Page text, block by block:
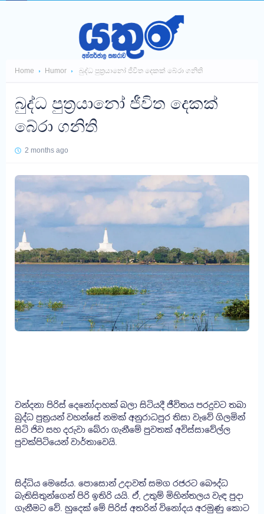
Home Humor බුද්ධ පුත්‍රයානෝ ජීවිත දෙකක් බේරා ගනිති
බුද්ධ පුත්‍රයානෝ ජීවිත දෙකක්
බේරා ගනිති
2 months ago
වන්දනා පිරිස් දෙනෝදාහක් බලා සිටියදී ජීවිතය පරදුවට තබා
බුද්ධ පුත්‍රයන් වහන්සේ නමක් අනුරාධපුර තිසා වැවේ ගිලමින්
සිටි ජිව සහ දරුවා බේරා ගැනීමේ පුවතක් අවිස්සාවේල්ල
පුවක්පිටියෙන් වාර්තාවෙයි.
සිද්ධිය මෙසේය. පොසොන් උදාවත් සමග රජරට බෞද්ධ
බැතිසිතුන්ගෙන් පිරි ඉතිරි යයි. ඒ, උතුම් මිහින්තලය වැඳ පුදා
ගැනීමට වේ. හුදෙක් මේ පිරිස් අතරින් විනෝදය අරමුණු කොට